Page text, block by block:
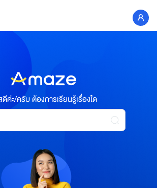
ค่ะ/ครับ ต้องการเรียนรู้เรื่องใด